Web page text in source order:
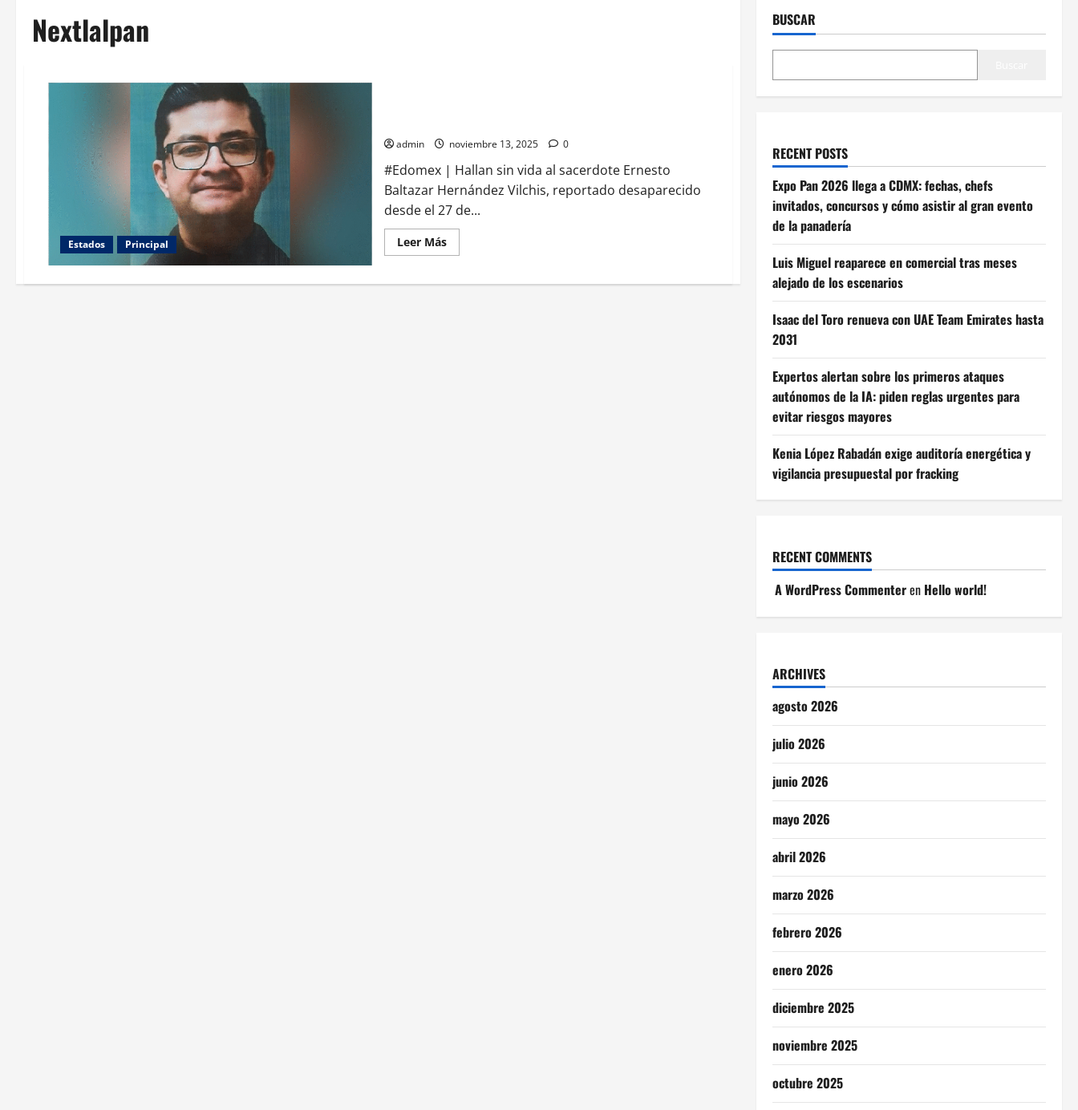
Nextlalpan
Estados Principal
admin noviembre 13, 2025 0
#Edomex | Hallan sin vida al sacerdote Ernesto
Baltazar Hernández Vilchis, reportado desaparecido
desde el 27 de...
Leer MásLeer
más
Hallan
BUSCAR
RECENT POSTS
Expo Pan 2026 llega a CDMX: fechas, chefs
invitados, concursos y cómo asistir al gran evento
de la panadería
Luis Miguel reaparece en comercial tras meses
alejado de los escenarios
Isaac del Toro renueva con UAE Team Emirates hasta
2031
Expertos alertan sobre los primeros ataques
autónomos de la IA: piden reglas urgentes para
evitar riesgos mayores
Kenia López Rabadán exige auditoría energética y
vigilancia presupuestal por fracking
RECENT COMMENTS
A WordPress Commenteren Hello world!
ARCHIVES
agosto 2026
julio 2026
junio 2026
mayo 2026
abril 2026
marzo 2026
febrero 2026
enero 2026
diciembre 2025
noviembre 2025
octubre 2025